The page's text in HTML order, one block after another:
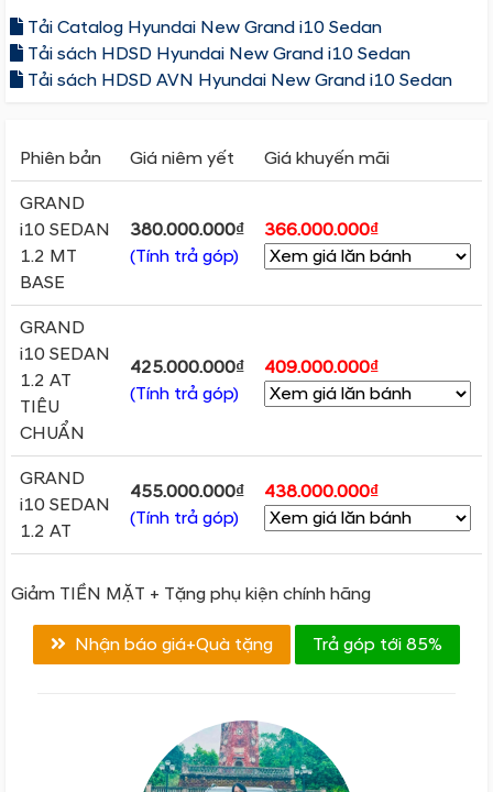
Tải Catalog Hyundai New Grand i10 Sedan
Tải sách HDSD Hyundai New Grand i10 Sedan
Tải sách HDSD AVN Hyundai New Grand i10 Sedan
Phiên bản Giá niêm yết Giá khuyến mãi
GRAND
i10 SEDAN
1.2 MT
BASE
380.000.000₫
(Tính trả góp)
366.000.000₫
GRAND
i10 SEDAN
1.2 AT
TIÊU
CHUẨN
425.000.000₫
(Tính trả góp)
409.000.000₫
GRAND
i10 SEDAN
1.2 AT
455.000.000₫
(Tính trả góp)
438.000.000₫
Giảm TIỀN MẶT + Tặng phụ kiện chính hãng
Nhận báo giá+Quà tặng Trả góp tới 85%